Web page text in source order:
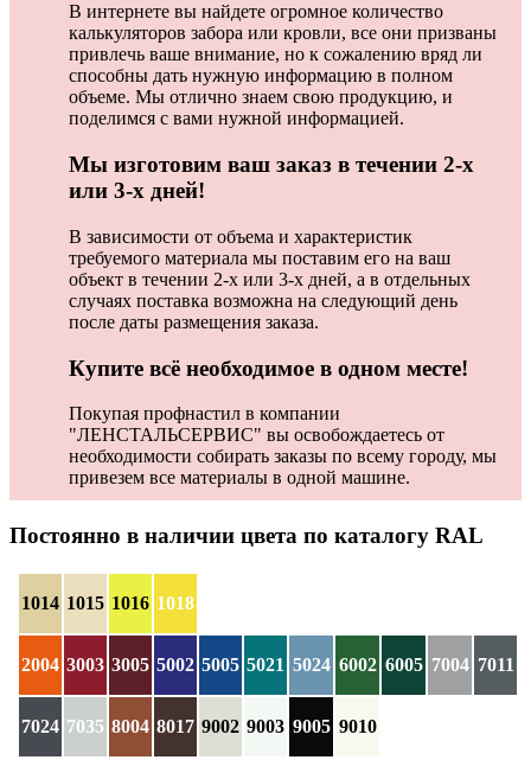
В интернете вы найдете огромное количество
калькуляторов забора или кровли, все они призваны
привлечь ваше внимание, но к сожалению вряд ли
способны дать нужную информацию в полном
объеме. Мы отлично знаем свою продукцию, и
поделимся с вами нужной информацией.
Мы изготовим ваш заказ в течении 2-х
или 3-х дней!
В зависимости от объема и характеристик
требуемого материала мы поставим его на ваш
объект в течении 2-х или 3-х дней, а в отдельных
случаях поставка возможна на следующий день
после даты размещения заказа.
Купите всё необходимое в одном месте!
Покупая профнастил в компании
"ЛЕНСТАЛЬСЕРВИС" вы освобождаетесь от
необходимости собирать заказы по всему городу, мы
привезем все материалы в одной машине.
Постоянно в наличии цвета по каталогу RAL
1014 1015 1016 1018
2004 3003 3005 5002 5005 5021 5024 6002 6005 7004 7011
7024 7035 8004 8017 9002 9003 9005 9010